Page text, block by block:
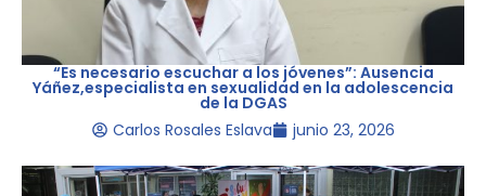
“Es necesario escuchar a los jóvenes”: Ausencia
Yáñez,especialista en sexualidad en la adolescencia
de la DGAS
Carlos Rosales Eslava
junio 23, 2026